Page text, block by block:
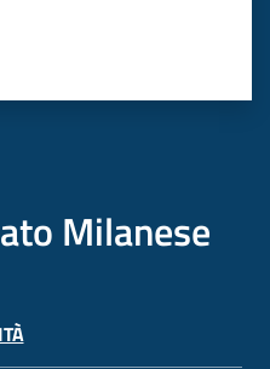
Milanese